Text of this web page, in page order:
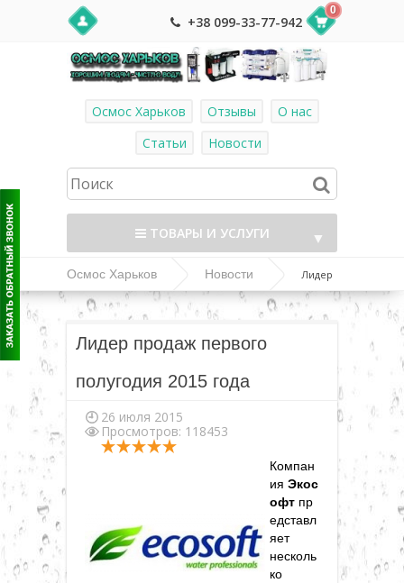
+38 099-33-77-942
0
Осмос Харьков Отзывы
О нас
Статьи
Новости
ТОВАРЫ И УСЛУГИ ▼
▼
Осмос Харьков Новости Лидер
продаж первого полугодия 2015 года
Лидер продаж первого
полугодия 2015 года
26 июля 2015
Просмотров: 118453
Компан
ия Экос
офт пр
едставл
яет
несколь
ко